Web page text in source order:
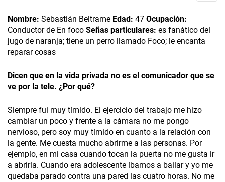
Nombre: Sebastián Beltrame Edad: 47 Ocupación:
Conductor de En foco Señas particulares: es fanático del
jugo de naranja; tiene un perro llamado Foco; le encanta
reparar cosas
Dicen que en la vida privada no es el comunicador que se
ve por la tele. ¿Por qué?
Siempre fui muy tímido. El ejercicio del trabajo me hizo
cambiar un poco y frente a la cámara no me pongo
nervioso, pero soy muy tímido en cuanto a la relación con
la gente. Me cuesta mucho abrirme a las personas. Por
ejemplo, en mi casa cuando tocan la puerta no me gusta ir
a abrirla. Cuando era adolescente íbamos a bailar y yo me
quedaba parado contra una pared las cuatro horas. No me